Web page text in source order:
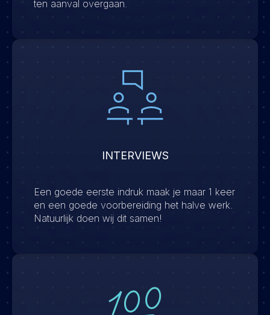
ten aanval overgaan.
INTERVIEWS
Een goede eerste indruk maak je maar 1 keer
en een goede voorbereiding het halve werk.
Natuurlijk doen wij dit samen!